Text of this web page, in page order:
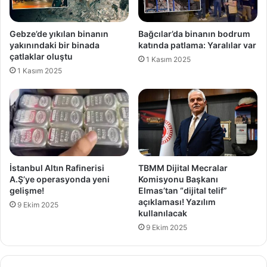
e
n
y
e
t
m
z
l
i
ğ
i
'
n
n
e
'
n
k
o
r
m
a
s
ı
n
ı
n
s
i
Gebze’de yıkılan binanın
yakınındaki bir binada
çatlaklar oluştu
1 Kasım 2025
Bağcılar’da binanın bodrum
katında patlama: Yaralılar var
1 Kasım 2025
İstanbul Altın Rafinerisi
A.Ş’ye operasyonda yeni
gelişme!
9 Ekim 2025
TBMM Dijital Mecralar
Komisyonu Başkanı
Elmas’tan “dijital telif”
açıklaması! Yazılım
kullanılacak
9 Ekim 2025